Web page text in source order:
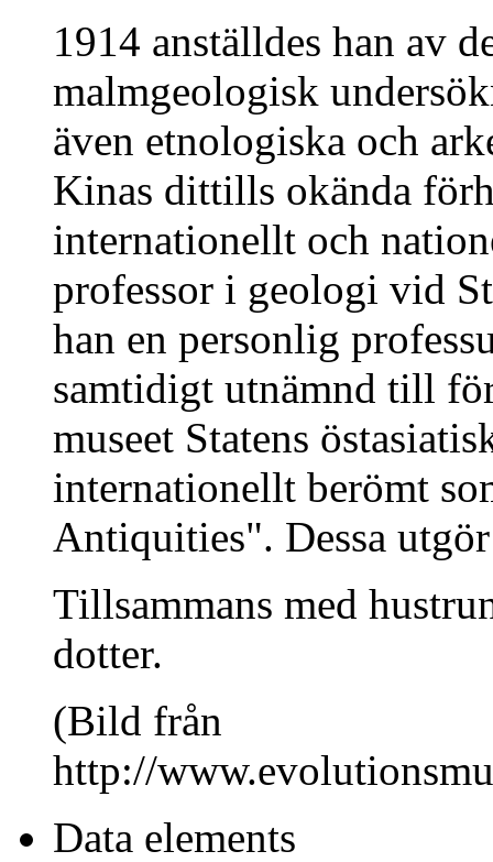
1914 anställdes han av
malmgeologisk
även etnologiska och
Kinas dittills okända
internationellt och
professor i geologi vid
han en personlig
samtidigt utnämnd till
museet Statens
internationellt berömt
Antiquities". Dessa
Tillsammans med
dotter.
(Bild från
http://
Data elements